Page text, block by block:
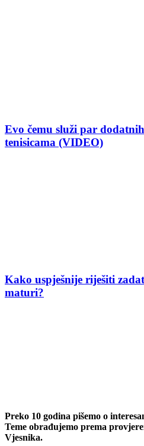
Evo čemu služi par
tenisicama (VIDEO)
Kako uspješnije riješiti
maturi?
Preko 10 godina pišemo o
Teme obrađujemo prema
Vjesnika.